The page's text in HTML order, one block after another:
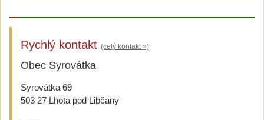
Rychlý kontakt (celý kontakt »)
Obec Syrovátka
Syrovátka 69
503 27 Lhota pod Libčany